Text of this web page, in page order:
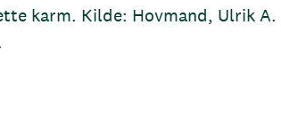
karm. Kilde: Hovmand, Ulrik